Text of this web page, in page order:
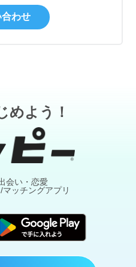
わせ
めよう！
会い・恋愛
ッチングアプリ